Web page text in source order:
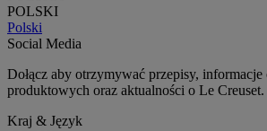
POLSKI
Polski
Social Media
Dołącz aby otrzymywać przepisy, informacje
produktowych oraz aktualności o Le Creuset.
Kraj & Język